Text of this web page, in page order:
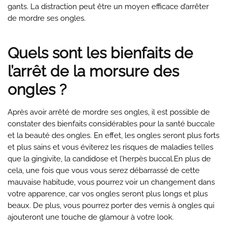
gants. La distraction peut être un moyen efficace d’arrêter
de mordre ses ongles.
Quels sont les bienfaits de
l’arrêt de la morsure des
ongles ?
Après avoir arrêté de mordre ses ongles, il est possible de
constater des bienfaits considérables pour la santé buccale
et la beauté des ongles. En effet, les ongles seront plus forts
et plus sains et vous éviterez les risques de maladies telles
que la gingivite, la candidose et l’herpès buccal.En plus de
cela, une fois que vous vous serez débarrassé de cette
mauvaise habitude, vous pourrez voir un changement dans
votre apparence, car vos ongles seront plus longs et plus
beaux. De plus, vous pourrez porter des vernis à ongles qui
ajouteront une touche de glamour à votre look.